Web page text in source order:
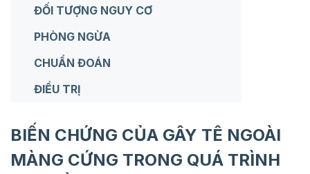
ĐỐI TƯỢNG NGUY CƠ
PHÒNG NGỪA
CHUẨN ĐOÁN
ĐIỀU TRỊ
BIẾN CHỨNG CỦA GÂY TÊ NGOÀI
MÀNG CỨNG TRONG QUÁ TRÌNH